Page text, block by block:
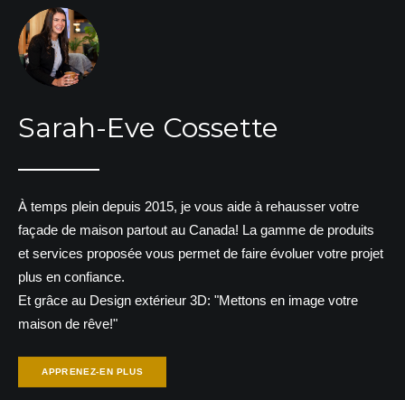
Sarah-Eve Cossette
À temps plein depuis 2015, je vous aide à rehausser votre
façade de maison partout au Canada! La gamme de produits
et services proposée vous permet de faire évoluer votre projet
plus en confiance.
Et grâce au Design extérieur 3D: "Mettons en image votre
maison de rêve!"
APPRENEZ-EN PLUS